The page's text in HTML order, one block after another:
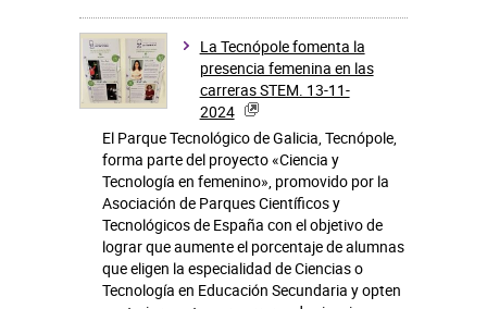
La Tecnópole fomenta la
presencia femenina en las
carreras STEM. 13-11-
2024
El Parque Tecnológico de Galicia, Tecnópole,
forma parte del proyecto «Ciencia y
Tecnología en femenino», promovido por la
Asociación de Parques Científicos y
Tecnológicos de España con el objetivo de
lograr que aumente el porcentaje de alumnas
que eligen la especialidad de Ciencias o
Tecnología en Educación Secundaria y opten